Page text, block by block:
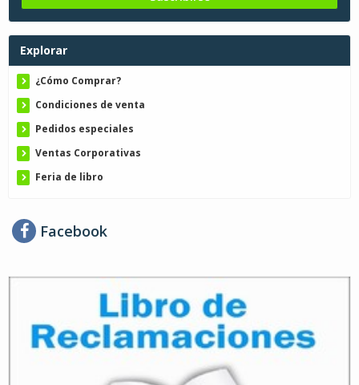
Explorar
¿Cómo Comprar?
Condiciones de venta
Pedidos especiales
Ventas Corporativas
Feria de libro
Facebook